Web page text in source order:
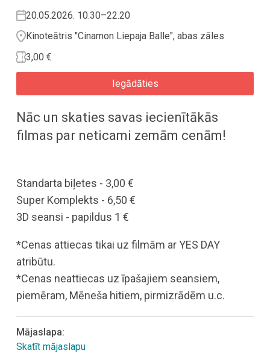
20.05.2026. 10.30–22.20
Kinoteātris "Cinamon Liepaja Balle", abas zāles
3,00 €
Iegādāties
Nāc un skaties savas iecienītākās
filmas par neticami zemām cenām!
Standarta biļetes - 3,00 €
Super Komplekts - 6,50 €
3D seansi - papildus 1 €
*Cenas attiecas tikai uz filmām ar YES DAY
atribūtu.
*Cenas neattiecas uz īpašajiem seansiem,
piemēram, Mēneša hitiem, pirmizrādēm u.c.
Mājaslapa:
Skatīt mājaslapu